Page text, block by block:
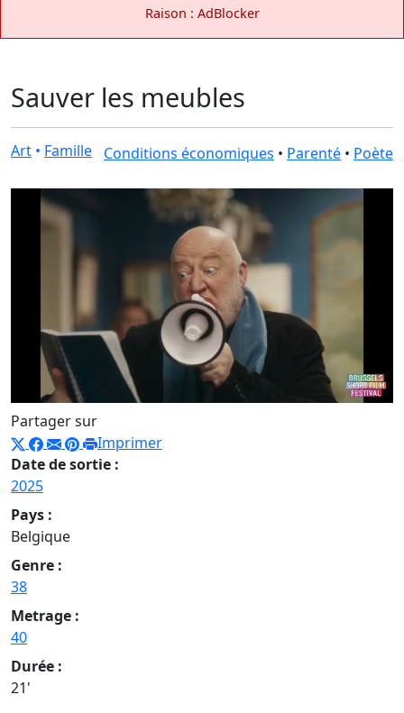
Raison : AdBlocker
Sauver les meubles
Art • Famille Conditions économiques • Parenté • Poète
Partager sur
Imprimer
Date de sortie :
2025
Pays :
Belgique
Genre :
38
Metrage :
40
Durée :
21'